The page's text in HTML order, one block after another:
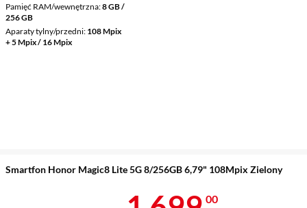
Pamięć RAM/wewnętrzna 8 GB /
256 GB
Aparaty tylny/przedni 108 Mpix
+ 5 Mpix / 16 Mpix
Smartfon Honor Magic8 Lite 5G 8/256GB 6,79" 108Mpix Zielony
00